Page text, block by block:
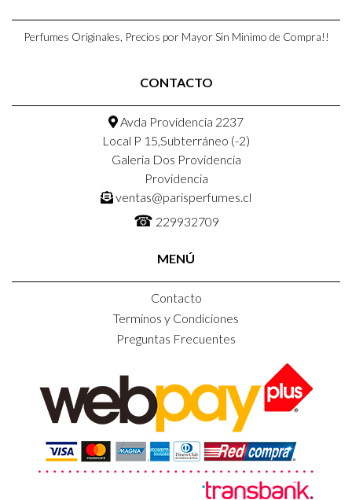
Perfumes Originales, Precios por Mayor Sin Minimo de Compra!!
CONTACTO
Avda Providencia 2237
Local P 15,Subterráneo (-2)
Galeria Dos Providencia
Providencia
ventas@parisperfumes.cl
☎ 229932709
MENÚ
Contacto
Terminos y Condiciones
Preguntas Frecuentes